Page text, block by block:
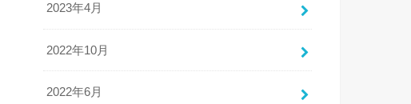
2023年4月
2022年10月
2022年6月